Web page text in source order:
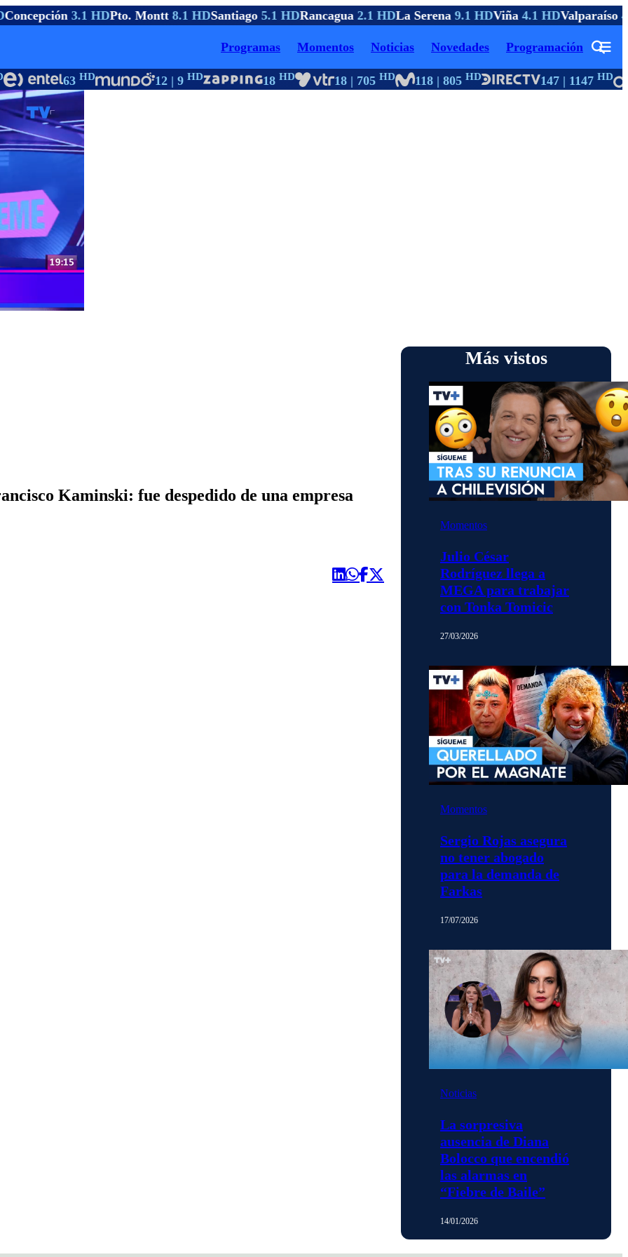
3.1 HDPto. Montt8.1 HDSantiago5.1 HDRancagua2.1 HDLa Serena9.1 HDViña4.1 HDValparaíso
Programas Momentos Noticias Novedades Programación
63HD 12 | 9HD 18HD 18 | 705HD 118 | 805HD 147 | 1147HD
Kaminski: fue despedido de una empresa
Más vistos
Momentos
Julio César
Rodríguez llega a
MEGA para trabajar
con Tonka Tomicic
27/03/2026
Momentos
Sergio Rojas asegura
no tener abogado
para la demanda de
Farkas
17/07/2026
Noticias
La sorpresiva
ausencia de Diana
Bolocco que encendió
las alarmas en
“Fiebre de Baile”
14/01/2026